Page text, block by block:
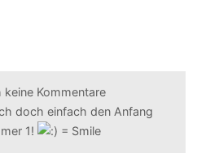
Kommentare
doch einfach den Anfang
1!